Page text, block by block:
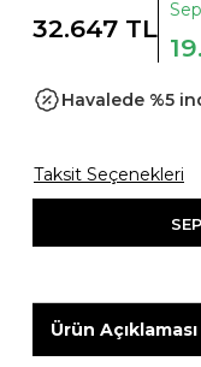
32.647 TL
Havalede %5
Taksit Seçenekleri
Ürün Açıklaması